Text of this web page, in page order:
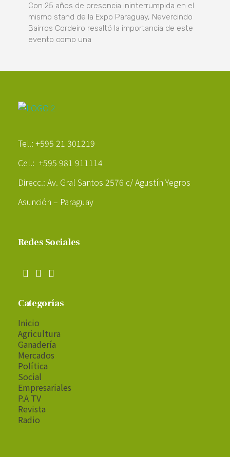
Con 25 años de presencia ininterrumpida en el
mismo stand de la Expo Paraguay, Nevercindo
Bairros Cordeiro resaltó la importancia de este
evento como una
Tel.: +595 21 301219
Cel.: +595 981 911114
Direcc.: Av. Gral Santos 2576 c/ Agustín Yegros
Asunción – Paraguay
Redes Sociales
Categorías
Inicio
Agricultura
Ganadería
Mercados
Política
Social
Empresariales
P.A TV
Revista
Radio